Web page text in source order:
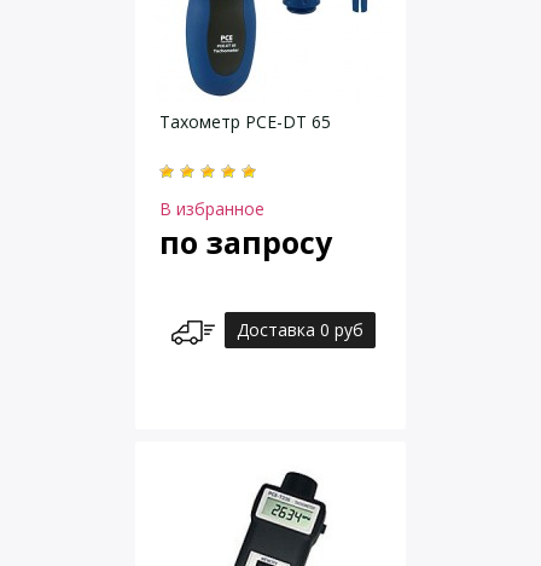
Тахометр PCE-DT 65
В избранное
по запросу
Доставка 0 руб